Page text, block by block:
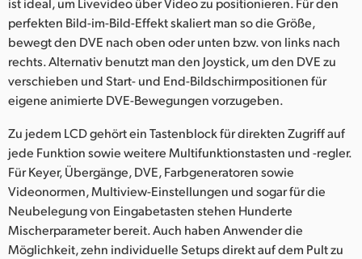
perfekten Bild-im-Bild-Effekt skaliert man so die Größe,
bewegt den DVE nach oben oder unten bzw. von links nach
rechts. Alternativ benutzt man den Joystick, um den DVE zu
verschieben und Start- und End-Bildschirmpositionen für
eigene animierte DVE-Bewegungen vorzugeben.
Zu jedem LCD gehört ein Tastenblock für direkten Zugriff auf
jede Funktion sowie weitere Multifunktionstasten und -regler.
Für Keyer, Übergänge, DVE, Farbgeneratoren sowie
Videonormen, Multiview-Einstellungen und sogar für die
Neubelegung von Eingabetasten stehen Hunderte
Mischerparameter bereit. Auch haben Anwender die
Möglichkeit, zehn individuelle Setups direkt auf dem Pult zu